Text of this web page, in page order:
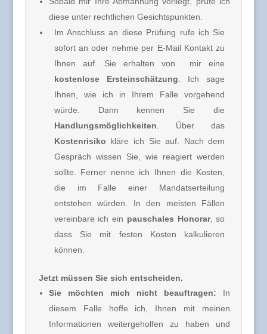
diese unter rechtlichen Gesichtspunkten.
Im Anschluss an diese Prüfung rufe ich Sie
sofort an oder nehme per E-Mail Kontakt zu
Ihnen auf. Sie erhalten von
mir eine
kostenlose Ersteinschätzung. Ich sage
Ihnen, wie ich in Ihrem Falle vorgehend
würde. Dann kennen Sie die
Handlungsmöglichkeiten. Über das
Kostenrisiko kläre ich Sie auf. Nach dem
Gespräch wissen Sie, wie reagiert werden
sollte. Ferner nenne ich Ihnen die Kosten,
die im Falle einer Mandatserteilung
entstehen würden. In den meisten Fällen
vereinbare ich ein pauschales Honorar, so
dass Sie mit festen Kosten kalkulieren
können.
Jetzt müssen Sie sich entscheiden.
Sie möchten mich nicht beauftragen: In
diesem Falle hoffe ich, Ihnen mit meinen
Informationen weitergeholfen zu haben und